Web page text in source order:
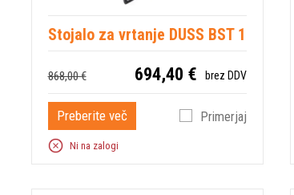
Stojalo za vrtanje DUSS BST 1
868,00 € 694,40 € brez DDV
Preberite več Primerjaj
Ni na zalogi